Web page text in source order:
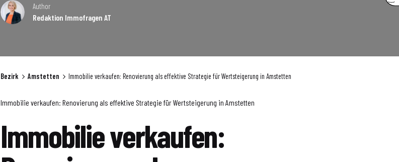
Author
Redaktion Immofragen AT
Bezirk Amstetten Immobilie verkaufen: Renovierung als effektive Strategie für Wertsteigerung in Amstetten
Immobilie verkaufen: Renovierung als effektive Strategie für Wertsteigerung in Amstetten
Immobilie verkaufen: